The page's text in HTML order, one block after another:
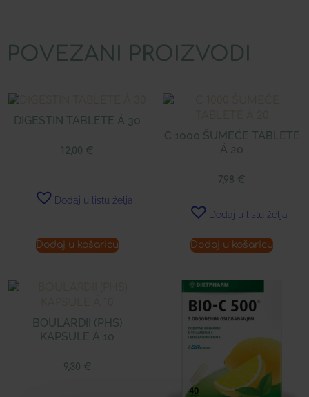
POVEZANI PROIZVODI
DIGESTIN TABLETE Á 30
12,00 €
Dodaj u listu želja
Dodaj u košaricu
C 1000 ŠUMEĆE TABLETE
Á 20
7,98 €
Dodaj u listu želja
Dodaj u košaricu
BOULARDII (PHS)
KAPSULE Á 10
9,30 €